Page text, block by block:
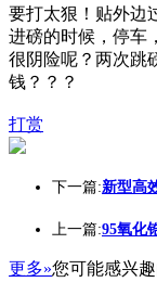
要打太狠！贴外边
进磅的时候，停车，
很阴险呢？两次跳
钱？？？
打赏
下一篇:新型高
上一篇:95氧化
更多»您可能感兴